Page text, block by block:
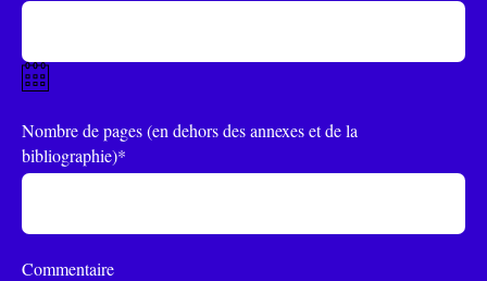
Nombre de pages (en dehors des annexes et de la
bibliographie)*
Commentaire